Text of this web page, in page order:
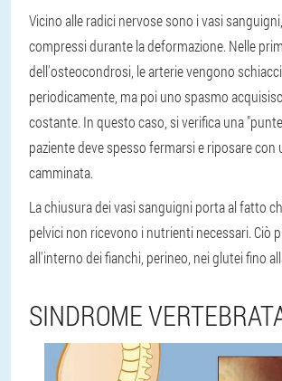
Vicino alle radici nervose sono i vasi
compressi durante la deformazione. Nelle
dell'osteocondrosi, le arterie vengono
periodicamente, ma poi uno spasmo
costante. In questo caso, si verifica una
paziente deve spesso fermarsi e riposare con
camminata.
La chiusura dei vasi sanguigni porta al fatto
pelvici non ricevono i nutrienti necessari. Ciò
all'interno dei fianchi, perineo, nei glutei fino
SINDROME